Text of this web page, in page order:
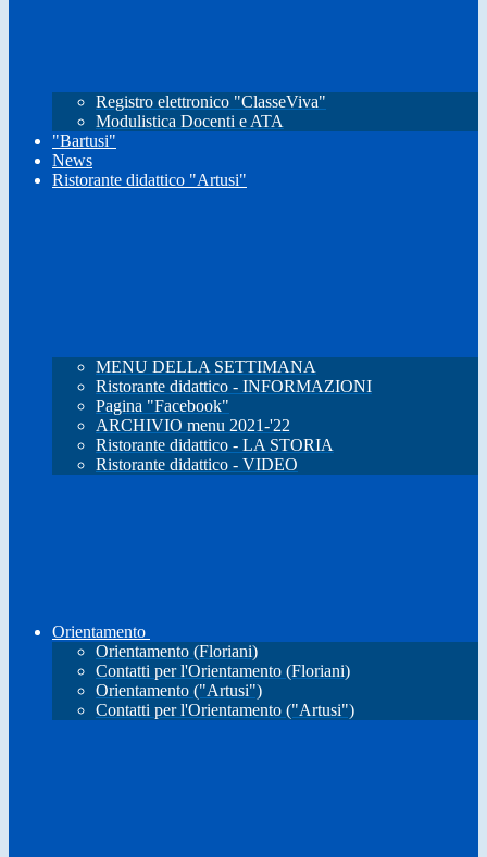
Registro elettronico "ClasseViva"
Modulistica Docenti e ATA
"Bartusi"
News
Ristorante didattico "Artusi"
MENU DELLA SETTIMANA
Ristorante didattico - INFORMAZIONI
Pagina "Facebook"
ARCHIVIO menu 2021-'22
Ristorante didattico - LA STORIA
Ristorante didattico - VIDEO
Orientamento
Orientamento (Floriani)
Contatti per l'Orientamento (Floriani)
Orientamento ("Artusi")
Contatti per l'Orientamento ("Artusi")